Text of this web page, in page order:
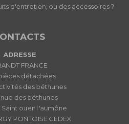
d'entretien, ou des accessoires ?
ADRESSE
FRANCE
détachées
des béthunes
des béthunes
Saint ouen l'aumône
PONTOISE CEDEX